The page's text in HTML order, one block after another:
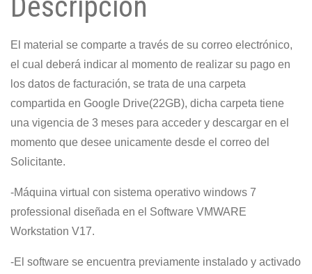
x64
El material se comparte a través de su correo electrónico,
el cual deberá indicar al momento de realizar su pago en
los datos de facturación, se trata de una carpeta
compartida en Google Drive(22GB), dicha carpeta tiene
una vigencia de 3 meses para acceder y descargar en el
momento que desee unicamente desde el correo del
Solicitante.
-Máquina virtual con sistema operativo windows 7
professional diseñada en el Software VMWARE
Workstation V17.
-El software se encuentra previamente instalado y activado